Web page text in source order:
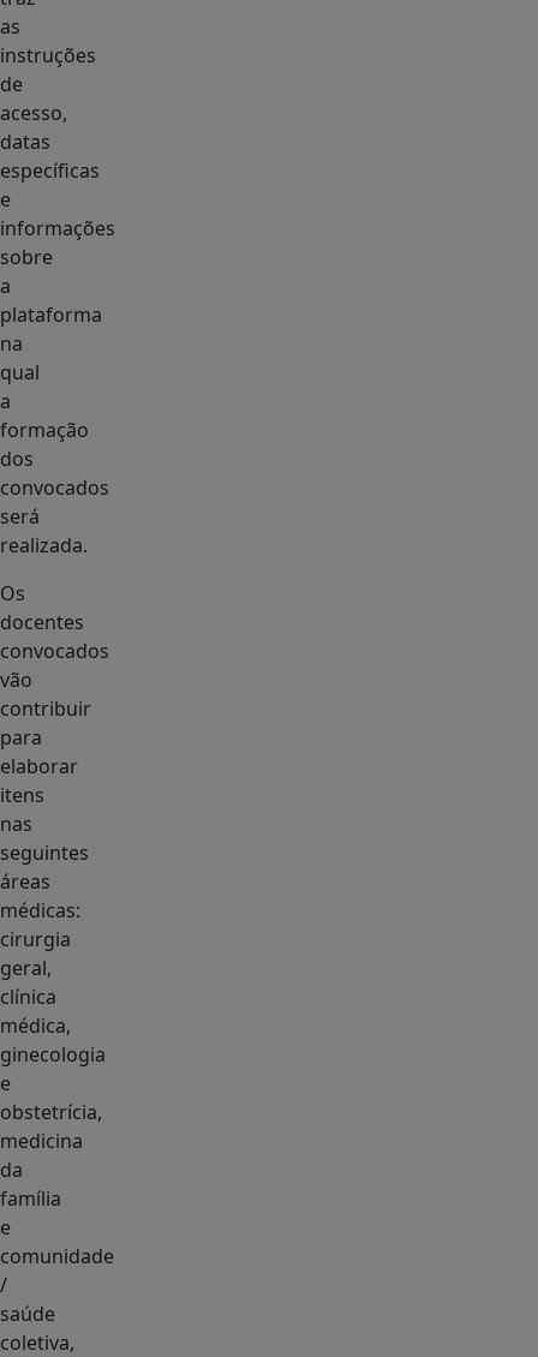
as
instruções
de
acesso,
datas
específicas
e
informações
sobre
a
plataforma
na
qual
a
formação
dos
convocados
será
realizada.
Os
docentes
convocados
vão
contribuir
para
elaborar
itens
nas
seguintes
áreas
médicas:
cirurgia
geral,
clínica
médica,
ginecologia
e
obstetrícia,
medicina
da
família
e
comunidade
/
saúde
coletiva,